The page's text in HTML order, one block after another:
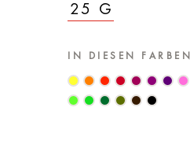
25 G
IN DIESEN